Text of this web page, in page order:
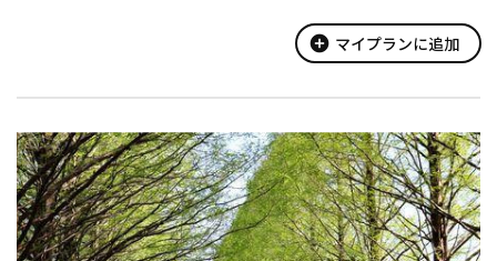
add_circle マイプランに追加